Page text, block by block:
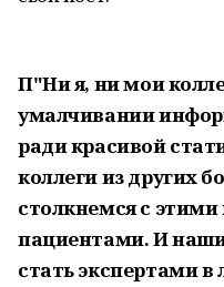
П"Ни я, ни мои
умалчивании
ради красивой
коллеги из других
столкнемся с
пациентами. И
стать экспертами в